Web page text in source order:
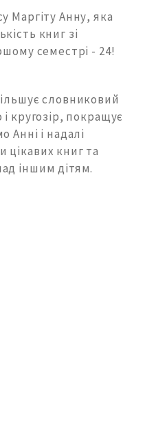
Маргіту Анну, яка
книг зі
семестрі - 24!
словниковий
кругозір, покращує
Анні і надалі
цікавих книг та
іншим дітям.